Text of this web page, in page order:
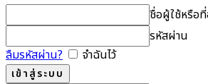
ชื่อผู้ใช้หรือ
รหัสผ่าน
ลืมรหัสผ่าน?
จำฉันไว้